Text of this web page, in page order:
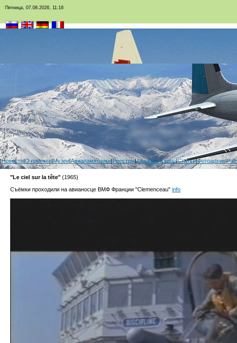
Пятница, 07.08.2026, 11:16
|Новости|О проекте|Музеи|Авиапамятники|Реестры|Авиация в кино|Статьи|Фотоархив|
"Le ciel sur la tête" (1965)
Съёмки проходили на авианосце ВМФ Франции "Clemenceau"info